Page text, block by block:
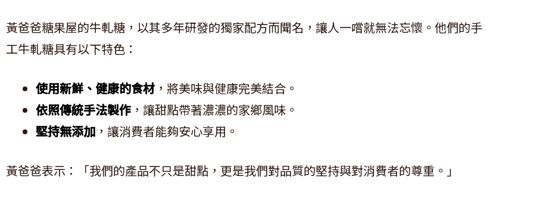
黃爸爸糖果屋的牛軋糖，以其多年研發的獨家配方而聞名，讓人一嚐就無法忘懷。他們的手
工牛軋糖具有以下特色：
使用新鮮、健康的食材 ，將美味與健康完美結合。
依照傳統手法製作 ，讓甜點帶著濃濃的家鄉風味。
堅持無添加 ，讓消費者能夠安心享用。
黃爸爸表示：「我們的產品不只是甜點，更是我們對品質的堅持與對消費者的尊重。」